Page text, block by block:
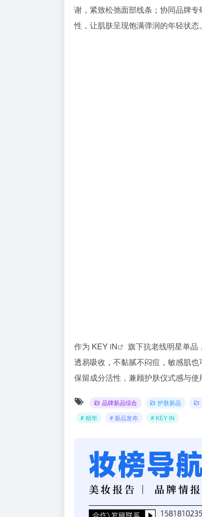
谢，紧致松弛面部线条；协同品牌专
性，让肌肤呈现饱满弹润的年轻状态。
作为 KEY iN
旗下抗老线明星单品
透易吸收，不黏腻不闷痘，敏感肌
保留成分活性，兼顾护肤仪式感与使
品牌新品综合 护肤新品
# 精华
# 新品发布 # KEY iN